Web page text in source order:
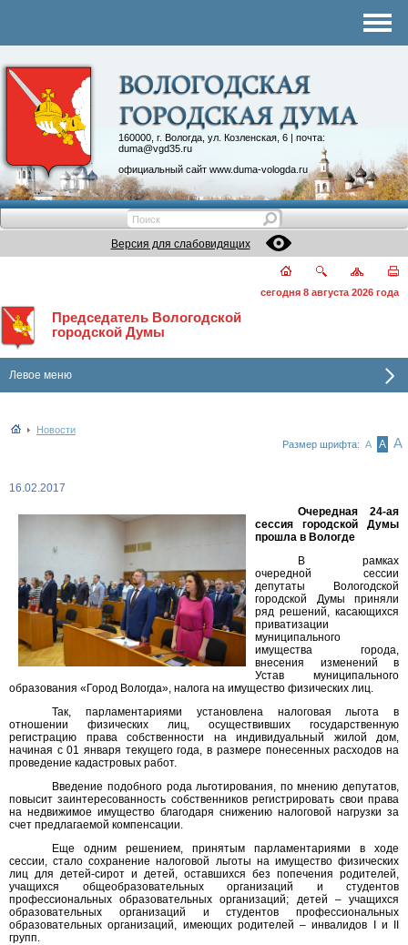
160000, г. Вологда, ул. Козленская, 6 | почта:
duma@vgd35.ru
официальный сайт www.duma-vologda.ru
Контакты
Депутатские объединения
Версия для слабовидящих
сегодня 8 августа 2026 года
Председатель Вологодской
городской Думы
Левое меню
Новости
Размер шрифта: А А А
16.02.2017
Очередная 24-ая
сессия городской Думы
прошла в Вологде
В рамках
очередной сессии
депутаты Вологодской
городской Думы приняли
ряд решений, касающихся
приватизации
муниципального
имущества города,
внесения изменений в
Устав муниципального
образования «Город Вологда», налога на имущество физических лиц.
Так, парламентариями установлена налоговая льгота в
отношении физических лиц, осуществивших государственную
регистрацию права собственности на индивидуальный жилой дом,
начиная с 01 января текущего года, в размере понесенных расходов на
проведение кадастровых работ.
Введение подобного рода льготирования, по мнению депутатов,
повысит заинтересованность собственников регистрировать свои права
на недвижимое имущество благодаря снижению налоговой нагрузки за
счет предлагаемой компенсации.
Еще одним решением, принятым парламентариями в ходе
сессии, стало сохранение налоговой льготы на имущество физических
лиц для детей-сирот и детей, оставшихся без попечения родителей,
учащихся общеобразовательных организаций и студентов
профессиональных образовательных организаций; детей – учащихся
образовательных организаций и студентов профессиональных
образовательных организаций, имеющих родителей – инвалидов I и II
групп.